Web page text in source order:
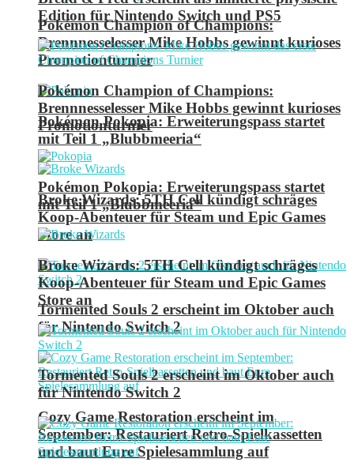
Pokémon Champion of Champions:
Brennnesselesser Mike Hobbs gewinnt kurioses
Promotionturnier
Pokémon Pokopia: Erweiterungspass startet
mit Teil 1 „Blubbmeeria“
Broke Wizards: 5TH Cell kündigt schräges
Koop-Abenteuer für Steam und Epic Games
Store an
Tormented Souls 2 erscheint im Oktober auch
für Nintendo Switch 2
Cozy Game Restoration erscheint im
September: Restauriert Retro-Spielkassetten
und baut Eure Spielesammlung auf
Edition für Nintendo Switch und PS5
Pokémon Champion of Champions:
Brennnesselesser Mike Hobbs gewinnt kurioses
Promotionturnier
Pokémon Pokopia: Erweiterungspass startet
mit Teil 1 „Blubbmeeria“
Broke Wizards: 5TH Cell kündigt schräges
Koop-Abenteuer für Steam und Epic Games
Store an
Tormented Souls 2 erscheint im Oktober auch
für Nintendo Switch 2